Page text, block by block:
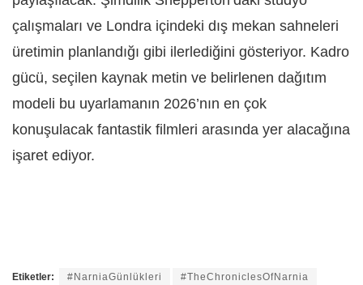
çalışmaları ve Londra içindeki dış mekan sahneleri
üretimin planlandığı gibi ilerlediğini gösteriyor. Kadro
gücü, seçilen kaynak metin ve belirlenen dağıtım
modeli bu uyarlamanın 2026’nın en çok
konuşulacak fantastik filmleri arasında yer alacağına
işaret ediyor.
Etiketler: #NarniaGünlükleri #TheChroniclesOfNarnia